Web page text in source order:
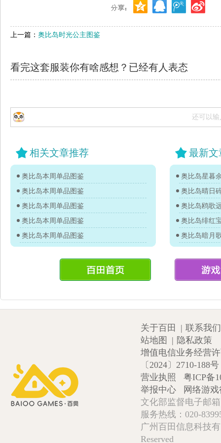
上一篇： 奥比岛时光公主图鉴
看完这套服装你有啥感想？已经有人表态
还可以输
相关文章推荐
奥比岛本周单品图鉴
奥比岛本周单品图鉴
奥比岛本周单品图鉴
奥比岛本周单品图鉴
奥比岛本周单品图鉴
最新文
奥比岛星暮
奥比岛晴日
奥比岛鸥歌
奥比岛绯红
奥比岛暗月
关于百田 | 联系我们
站地图
| 隐私政策
增值电信业务经营
〔2024〕2710-188号
营业执照
粤ICP备
举报中心
网络游
文化部监督电子邮
服务热线：020-
广州百田信息科技
Reserved